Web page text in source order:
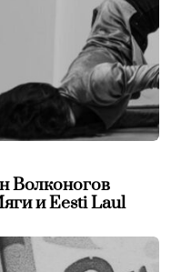
Волконогов
и Eesti Laul